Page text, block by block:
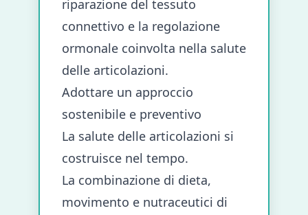
riparazione del tessuto
connettivo e la regolazione
ormonale coinvolta nella salute
delle articolazioni.
Adottare un approccio
sostenibile e preventivo
La salute delle articolazioni si
costruisce nel tempo.
La combinazione di dieta,
movimento e nutraceutici di